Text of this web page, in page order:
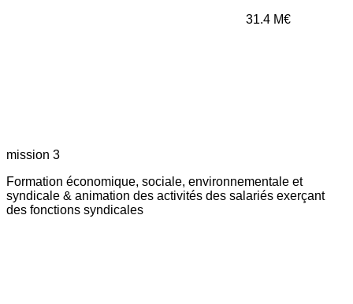
31.4 M€
mission 3
Formation économique, sociale, environnementale et
syndicale & animation des activités des salariés exerçant
des fonctions syndicales